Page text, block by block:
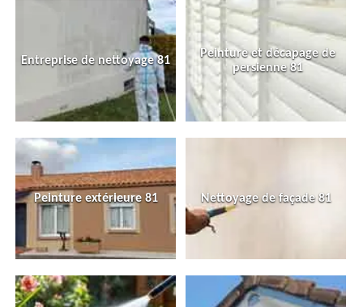
Entreprise de nettoyage 81
Peinture et décapage de
persienne 81
Peinture extérieure 81 Nettoyage de façade 81